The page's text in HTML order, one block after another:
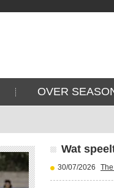
OVER
Wat
30/07/2026